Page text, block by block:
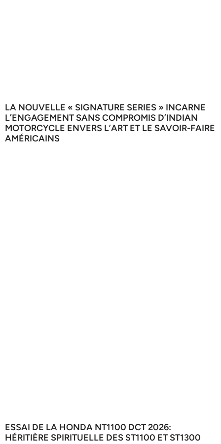
LA NOUVELLE « SIGNATURE SERIES » INCARNE
L’ENGAGEMENT SANS COMPROMIS D’INDIAN
MOTORCYCLE ENVERS L’ART ET LE SAVOIR-FAIRE
AMÉRICAINS
ESSAI DE LA HONDA NT1100 DCT 2026:
HÉRITIÈRE SPIRITUELLE DES ST1100 ET ST1300